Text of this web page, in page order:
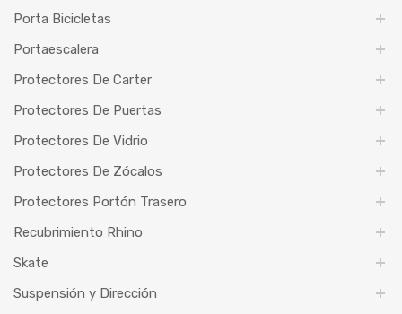
Porta Bicicletas
Portaescalera
Protectores De Carter
Protectores De Puertas
Protectores De Vidrio
Protectores De Zócalos
Protectores Portón Trasero
Recubrimiento Rhino
Skate
Suspensión y Dirección